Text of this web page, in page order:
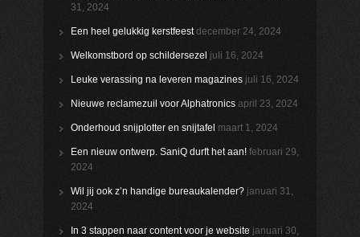
31, 2024
Een heel gelukkig kerstfeest december 24, 2024
Welkomstbord op schildersezel juli 16, 2024
Leuke verassing na leveren magazines juli 16, 2024
Nieuwe reclamezuil voor Alphatronics april 23, 2024
Onderhoud snijplotter en snijtafel maart 1, 2024
Een nieuw ontwerp. SaniQ durft het aan! februari 29,
2024
Wil jij ook z’n handige bureaukalender? januari 31,
2024
In 3 stappen naar content voor je website januari 30,